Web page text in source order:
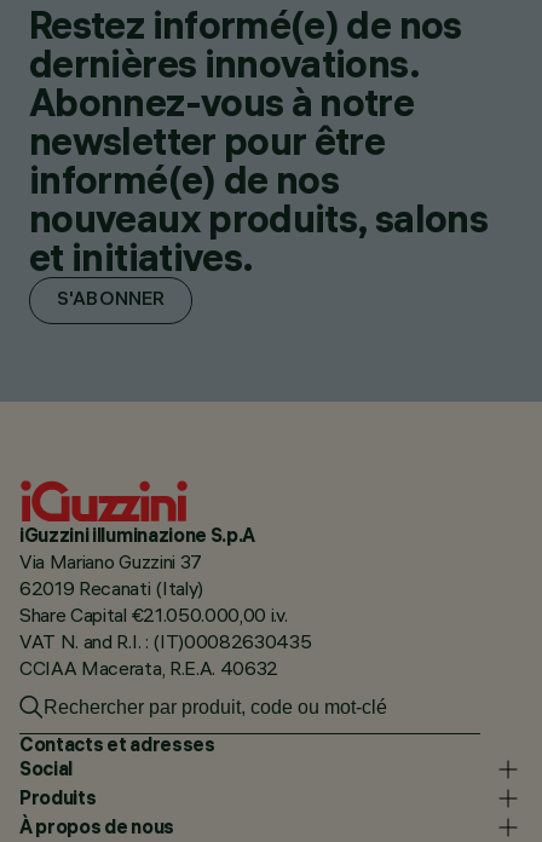
Restez informé(e) de nos
dernières innovations.
Abonnez-vous à notre
newsletter pour être
informé(e) de nos
nouveaux produits, salons
et initiatives.
S'ABONNER
iGuzzini illuminazione S.p.A
Via Mariano Guzzini 37
62019 Recanati (Italy)
Share Capital €21.050.000,00 i.v.
VAT N. and R.I. : (IT)00082630435
CCIAA Macerata, R.E.A. 40632
Contacts et adresses
Social
Produits
À propos de nous